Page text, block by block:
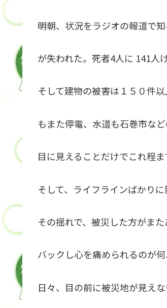
明朝、状況をラジオの報道で
が失われた。死者4人に 141人け
そして建物の被害は１５０件
もまた停電、水道も石巻市など
目に見えることだけでこれ程ま
そして、ライフラインばかり
その揺れで、被災した方がま
バックし心を痛められるのが何
日々、目の前に被災地が見え